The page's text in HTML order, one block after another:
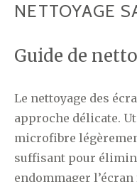
NETTOYAGE
Guide de
Le nettoyage des
approche délicate.
microfibre
suffisant pour
endommager